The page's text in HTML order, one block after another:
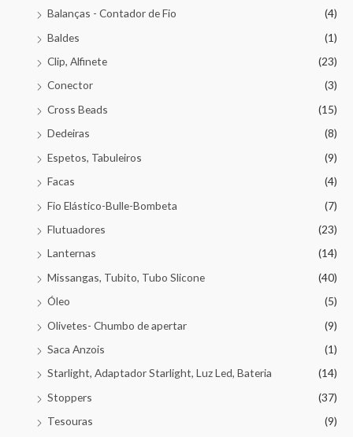
Balanças - Contador de Fio
(4)
Baldes
(1)
Clip, Alfinete
(23)
Conector
(3)
Cross Beads
(15)
Dedeiras
(8)
Espetos, Tabuleiros
(9)
Facas
(4)
Fio Elástico-Bulle-Bombeta
(7)
Flutuadores
(23)
Lanternas
(14)
Missangas, Tubito, Tubo Slicone
(40)
Óleo
(5)
Olivetes- Chumbo de apertar
(9)
Saca Anzois
(1)
Starlight, Adaptador Starlight, Luz Led, Bateria
(14)
Stoppers
(37)
Tesouras
(9)